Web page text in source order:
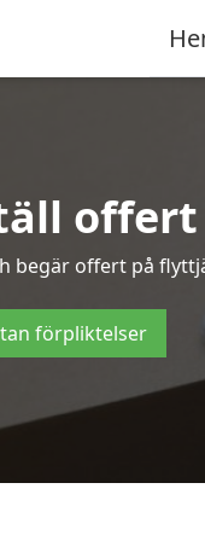
begär offert på
förpliktelser